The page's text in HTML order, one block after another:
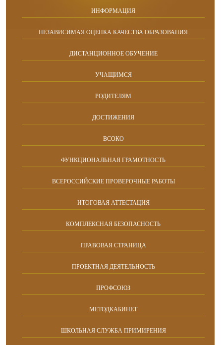
ИНФОРМАЦИЯ
НЕЗАВИСИМАЯ ОЦЕНКА КАЧЕСТВА ОБРАЗОВАНИЯ
ДИСТАНЦИОННОЕ ОБУЧЕНИЕ
УЧАЩИМСЯ
РОДИТЕЛЯМ
ДОСТИЖЕНИЯ
ВСОКО
ФУНКЦИОНАЛЬНАЯ ГРАМОТНОСТЬ
ВСЕРОССИЙСКИЕ ПРОВЕРОЧНЫЕ РАБОТЫ
ИТОГОВАЯ АТТЕСТАЦИЯ
КОМПЛЕКСНАЯ БЕЗОПАСНОСТЬ
ПРАВОВАЯ СТРАНИЦА
ПРОЕКТНАЯ ДЕЯТЕЛЬНОСТЬ
ПРОФСОЮЗ
МЕТОДКАБИНЕТ
ШКОЛЬНАЯ СЛУЖБА ПРИМИРЕНИЯ